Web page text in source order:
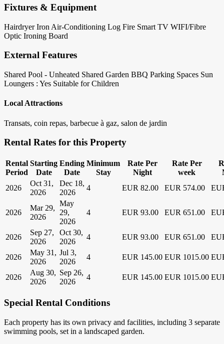
Fixtures & Equipment
Hairdryer Iron Air-Conditioning Log Fire Smart TV WIFI/Fibre
Optic Ironing Board
External Features
Shared Pool - Unheated Shared Garden BBQ Parking Spaces Sun
Loungers : Yes Suitable for Children
Local Attractions
Transats, coin repas, barbecue à gaz, salon de jardin
Rental Rates for this Property
Rental
Period
Starting
Date
Ending
Date
Minimum
Stay
Rate Per
Night
Rate Per
week
2026
Oct 31,
2026
Dec 18,
2026
4 EUR 82.00 EUR 574.00
2026
Mar 29,
2026
May
29,
2026
4 EUR 93.00 EUR 651.00
2026
Sep 27,
2026
Oct 30,
2026
4 EUR 93.00 EUR 651.00
2026
May 31,
2026
Jul 3,
2026
4 EUR 145.00 EUR 1015.00
2026
Aug 30,
2026
Sep 26,
2026
4 EUR 145.00 EUR 1015.00
Special Rental Conditions
Each property has its own privacy and facilities, including 3 separate
swimming pools, set in a landscaped garden.